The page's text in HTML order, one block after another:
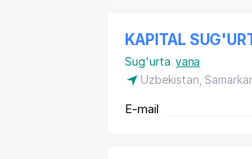
KAPITAL
Sug'urta yana
Uzbekistan,
E-mail